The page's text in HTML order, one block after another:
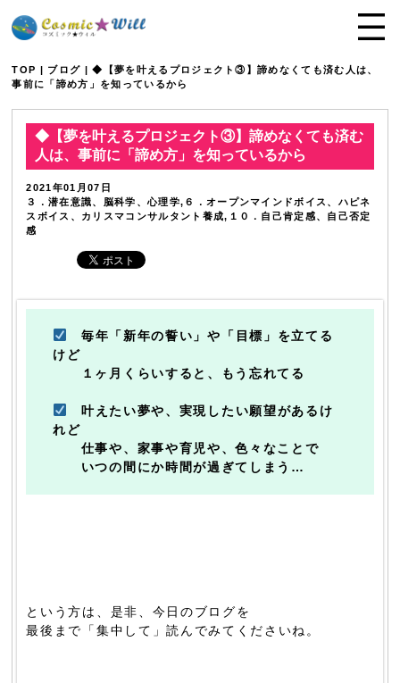
TOP | ブログ | ◆【夢を叶えるプロジェクト③】諦めなくても済む人は、
事前に「諦め方」を知っているから
◆【夢を叶えるプロジェクト③】諦めなくても済む
人は、事前に「諦め方」を知っているから
2021年01月07日
３．潜在意識、脳科学、心理学,６．オープンマインドボイス、ハピネ
スボイス、カリスマコンサルタント養成,１０．自己肯定感、自己否定
感
毎年「新年の誓い」や「目標」を立てる
けど
１ヶ月くらいすると、もう忘れてる
叶えたい夢や、実現したい願望があるけ
れど
仕事や、家事や育児や、色々なことで
いつの間にか時間が過ぎてしまう…
という方は、是非、今日のブログを
最後まで「集中して」読んでみてくださいね。